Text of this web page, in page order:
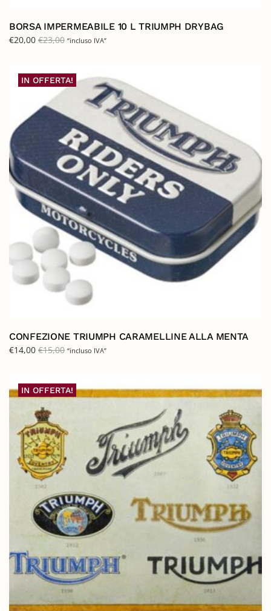
BORSA IMPERMEABILE 10 L TRIUMPH DRYBAG
€20,00 €23,00 “incluso IVA”
IN OFFERTA!
CONFEZIONE TRIUMPH CARAMELLINE ALLA MENTA
€14,00 €15,00 “incluso IVA”
IN OFFERTA!